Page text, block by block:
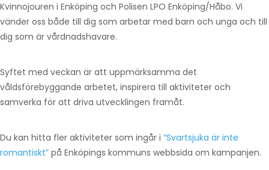
Kvinnojouren i Enköping och Polisen LPO Enköping/Håbo. Vi
vänder oss både till dig som arbetar med barn och unga och till
dig som är vårdnadshavare.
Syftet med veckan är att uppmärksamma det
våldsförebyggande arbetet, inspirera till aktiviteter och
samverka för att driva utvecklingen framåt.
Du kan hitta fler aktiviteter som ingår i “Svartsjuka är inte
romantiskt” på Enköpings kommuns webbsida om kampanjen.